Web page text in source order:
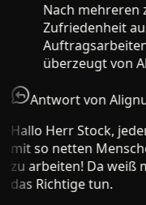
Nach mehreren
Zufriedenheit
überzeugt von
Antwort von
Hallo Herr Stock,
mit so netten
zu arbeiten! Da weiß
das Richtige tun.